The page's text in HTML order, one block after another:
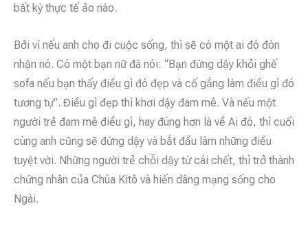
bất kỳ thực tế ảo nào.
Bởi vì nếu anh cho đi cuộc sống, thì sẽ có một ai đó đón
nhận nó. Có một bạn nữ đã nói: “Bạn đứng dậy khỏi ghế
sofa nếu bạn thấy điều gì đó đẹp và cố gắng làm điều gì đó
tương tự”. Điều gì đẹp thì khơi dậy đam mê. Và nếu một
người trẻ đam mê điều gì, hay đúng hơn là về Ai đó, thì cuối
cùng anh cũng sẽ đứng dậy và bắt đầu làm những điều
tuyệt vời. Những người trẻ chỗi dậy từ cái chết, thì trở thành
chứng nhân của Chúa Kitô và hiến dâng mạng sống cho
Ngài.